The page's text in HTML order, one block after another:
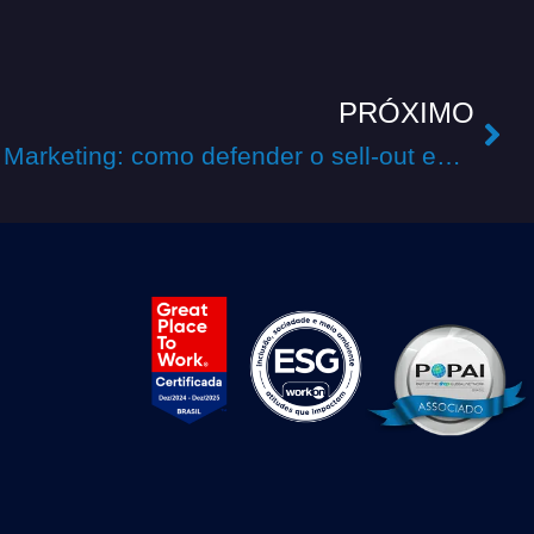
PRÓXIMO
Trading down no Trade Marketing: como defender o sell-out em 2026